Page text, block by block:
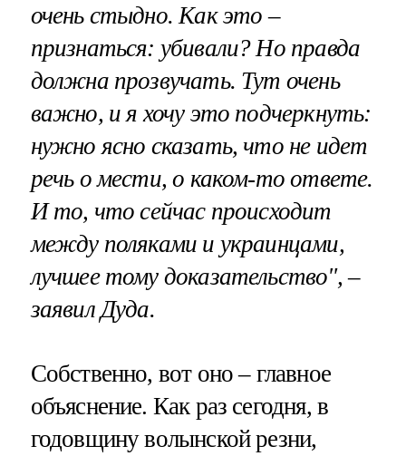
очень стыдно. Как это –
признаться: убивали? Но правда
должна прозвучать. Тут очень
важно, и я хочу это подчеркнуть:
нужно ясно сказать, что не идет
речь о мести, о каком-то ответе.
И то, что сейчас происходит
между поляками и украинцами,
лучшее тому доказательство", –
заявил Дуда.
Собственно, вот оно – главное
объяснение. Как раз сегодня, в
годовщину волынской резни,